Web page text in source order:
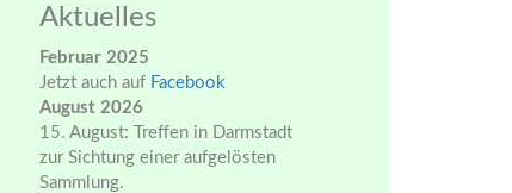
Aktuelles
Februar 2025
Jetzt auch auf Facebook
August 2026
15. August: Treffen in Darmstadt
zur Sichtung einer aufgelösten
Sammlung.